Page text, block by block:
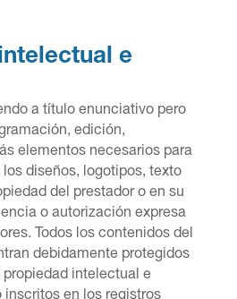
e
a título enunciativo pero
edición,
elementos necesarios para
diseños, logotipos, texto
del prestador o en su
o autorización expresa
Todos los contenidos del
debidamente protegidos
propiedad intelectual e
inscritos en los registros